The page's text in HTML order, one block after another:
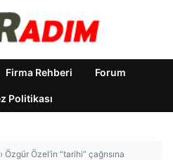
Firma Rehberi Forum
Politikası
› Özgür Özel’in “tarihi” çağrısına